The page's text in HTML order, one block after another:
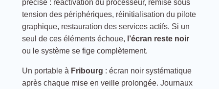
précise : réactivation du processeur, remise sous
tension des périphériques, réinitialisation du pilote
graphique, restauration des services actifs. Si un
seul de ces éléments échoue, l’écran reste noir
ou le système se fige complètement.
Un portable à Fribourg : écran noir systématique
après chaque mise en veille prolongée. Journaux